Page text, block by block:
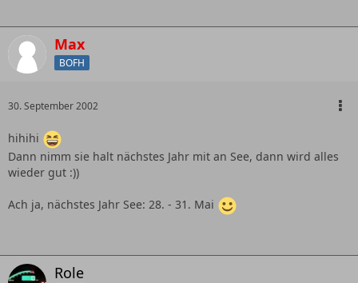
Max
BOFH
30. September 2002
hihihi
Dann nimm sie halt nächstes Jahr mit an See, dann wird alles
wieder gut :))
Ach ja, nächstes Jahr See: 28. - 31. Mai
Role